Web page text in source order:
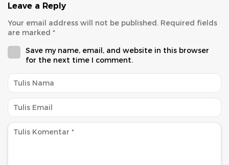
Leave a Reply
Your email address will not be published. Required fields
are marked *
Save my name, email, and website in this browser
for the next time I comment.